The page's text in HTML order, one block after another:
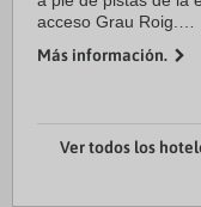
acceso Grau Roig.
Habitaciones:
Más información.
Ver todos los